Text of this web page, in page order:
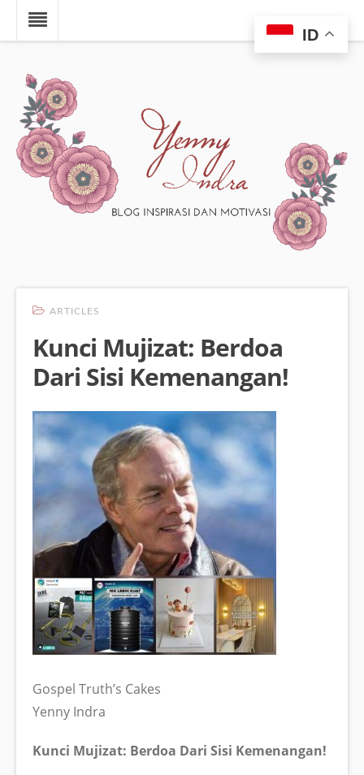
ARTICLES
Kunci Mujizat: Berdoa
Dari Sisi Kemenangan!
Gospel Truth’s Cakes
Yenny Indra
Kunci Mujizat: Berdoa Dari Sisi Kemenangan!
ID